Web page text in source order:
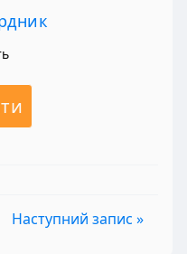
Наступний запис »